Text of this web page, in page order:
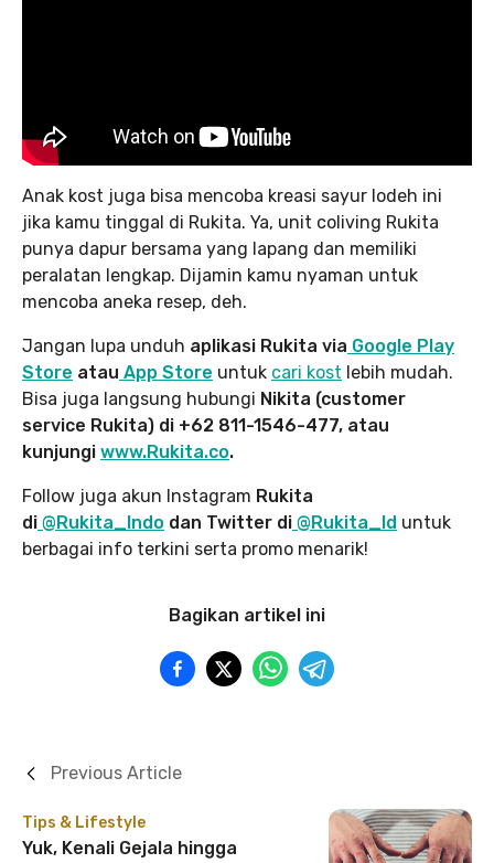
Anak kost juga bisa mencoba kreasi sayur lodeh ini
jika kamu tinggal di Rukita. Ya, unit coliving Rukita
punya dapur bersama yang lapang dan memiliki
peralatan lengkap. Dijamin kamu nyaman untuk
mencoba aneka resep, deh.
Jangan lupa unduh aplikasi Rukita via Google Play
Store atau App Store untuk cari kost lebih mudah.
Bisa juga langsung hubungi Nikita (customer
service Rukita) di +62 811-1546-477, atau
kunjungi www.Rukita.co.
Follow juga akun Instagram Rukita
di @Rukita_Indo dan Twitter di @Rukita_Id untuk
berbagai info terkini serta promo menarik!
Bagikan artikel ini
Tips & Lifestyle
Yuk, Kenali Gejala hingga
Previous Article